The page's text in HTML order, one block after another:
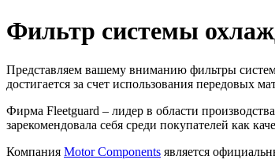
Фильтр системы
Представляем вашему вниманию фильтры
достигается за счет использования
Фирма Fleetguard – лидер в области
зарекомендовала себя среди покупателей как
Компания Motor Components является